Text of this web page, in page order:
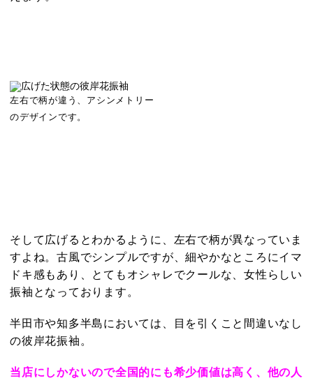
左右で柄が違う、アシンメトリー
のデザインです。
そして広げるとわかるように、左右で柄が異なっていま
すよね。古風でシンプルですが、細やかなところにイマ
ドキ感もあり、とてもオシャレでクールな、女性らしい
振袖となっております。
半田市や知多半島においては、目を引くこと間違いなし
の彼岸花振袖。
当店にしかないので全国的にも希少価値は高く、他の人